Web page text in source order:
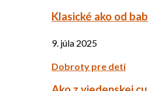
Klasické ako od
9. júla 2025
Dobroty pre deti